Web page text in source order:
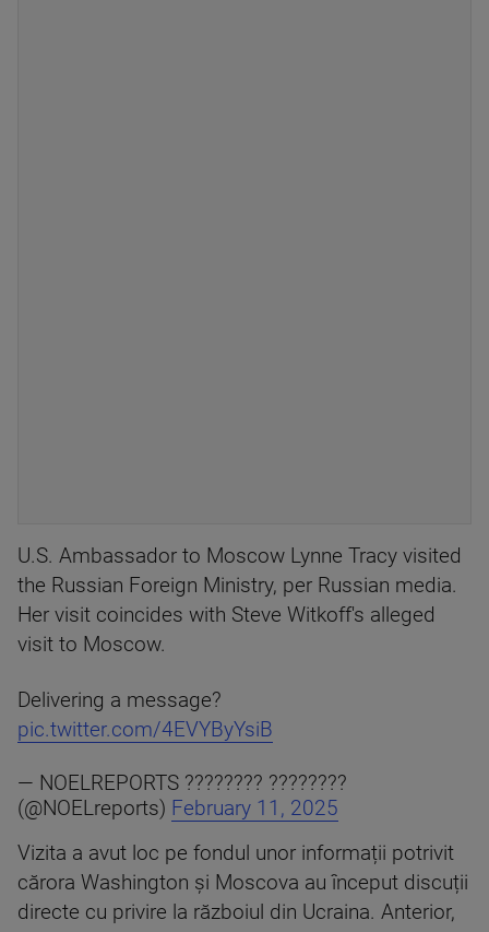
U.S. Ambassador to Moscow Lynne Tracy visited
the Russian Foreign Ministry, per Russian media.
Her visit coincides with Steve Witkoff's alleged
visit to Moscow.
Delivering a message?
pic.twitter.com/4EVYByYsiB
— NOELREPORTS ???????? ????????
(@NOELreports) February 11, 2025
Vizita a avut loc pe fondul unor informații potrivit
cărora Washington și Moscova au început discuții
directe cu privire la războiul din Ucraina. Anterior,